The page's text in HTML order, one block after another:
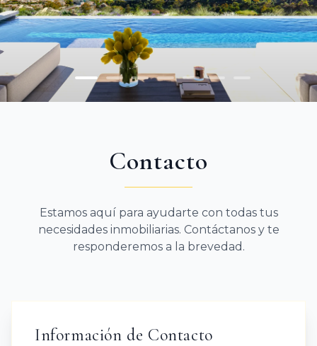
Contacto
Estamos aquí para ayudarte con todas tus
necesidades inmobiliarias. Contáctanos y te
responderemos a la brevedad.
Información de Contacto